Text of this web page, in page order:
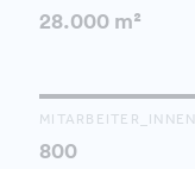
28.000 m²
MITARBEITER_INNEN
800